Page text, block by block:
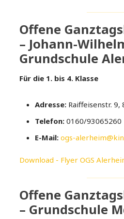
Offene
– Johann-
Grundschule
Für die 1. bis 4. Klasse
Adresse: Raiffeisenstr.
Telefon: 0160/93065260
E-Mail: ogs-
Download - Flyer OGS
Offene
– Grundschule